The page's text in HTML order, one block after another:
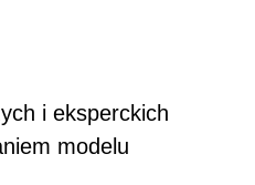
i eksperckich
modelu